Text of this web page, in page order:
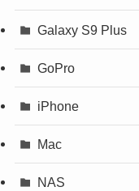
Galaxy S9 Plus
GoPro
iPhone
Mac
NAS